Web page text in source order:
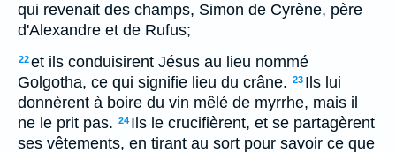
qui revenait des champs, Simon de Cyrène, père
d'Alexandre et de Rufus;
22et ils conduisirent Jésus au lieu nommé
Golgotha, ce qui signifie lieu du crâne. 23 Ils lui
donnèrent à boire du vin mêlé de myrrhe, mais il
ne le prit pas. 24 Ils le crucifièrent, et se partagèrent
ses vêtements, en tirant au sort pour savoir ce que